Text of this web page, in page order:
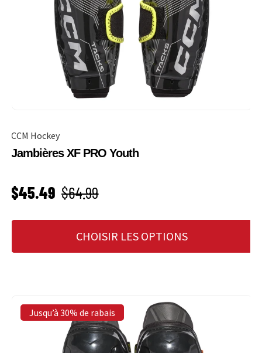
CCM Hockey
Jambières XF PRO Youth
PRIX SOLDÉ
$45.49 Prix habituel
$64.99
CHOISIR LES OPTIONS
Jusqu’à 30% de rabais